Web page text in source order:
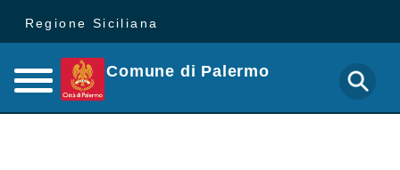
Regione Siciliana
Comune di Palermo